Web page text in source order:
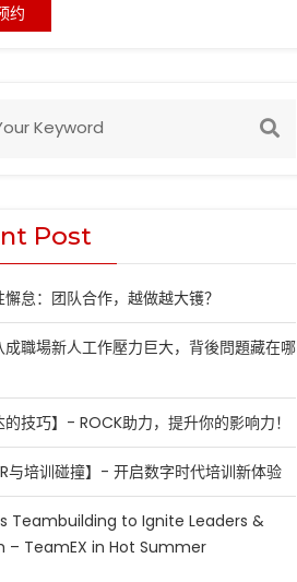
约
Post
怠：团队合作，越做越大镬？
成職場新人工作壓力巨大，背後問題藏在哪
的技巧】- ROCK助力，提升你的影响力！
与培训碰撞】- 开启数字时代培训新体验
Teambuilding to Ignite Leaders &
– TeamEX in Hot Summer